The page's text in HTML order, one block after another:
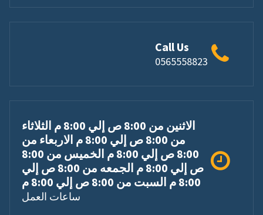
Call Us
0565558823
الاثنين من 8:00 ص إلي 8:00 م الثلاثاء
من 8:00 ص إلي 8:00 م الاربعاء من
8:00 ص إلي 8:00 م الخميس من 8:00
ص إلي 8:00 م الجمعه من 8:00 ص إلي
8:00 م السبت من 8:00 ص إلي 8:00 م
ساعات العمل